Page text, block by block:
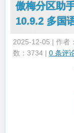
傲梅分区助
10.9.2 多国
2025-12-05 | 作者
数：3734 | 0 条评